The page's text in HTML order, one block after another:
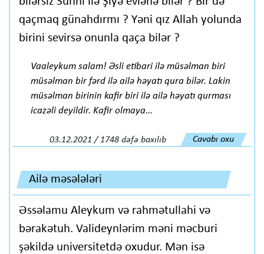
qaçmaq günahdırmı ? Yəni qız Allah yolunda
birini sevirsə onunla qaça bilər ?
Vaaleykum salam! Əsli etibari ilə müsəlman biri
müsəlman bir fərd ilə ailə həyatı qura bilər. Lakin
müsəlman birinin kafir biri ilə ailə həyatı qurması
icazəli deyildir. Kafir olmaya...
03.12.2021 / 1748 dəfə baxılıb Cavabı oxu
Ailə məsələləri
Əssəlamu Aleykum və rahmətullahi və
bərakətuh. Valideynlərim məni məcburi
şəkildə universitetdə oxudur. Mən isə